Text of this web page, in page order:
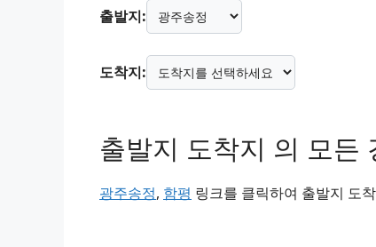
출발지:
도착지:
출발지 도착지 의 모든
광주송정, 함평 링크를 클릭하여 출발지 도